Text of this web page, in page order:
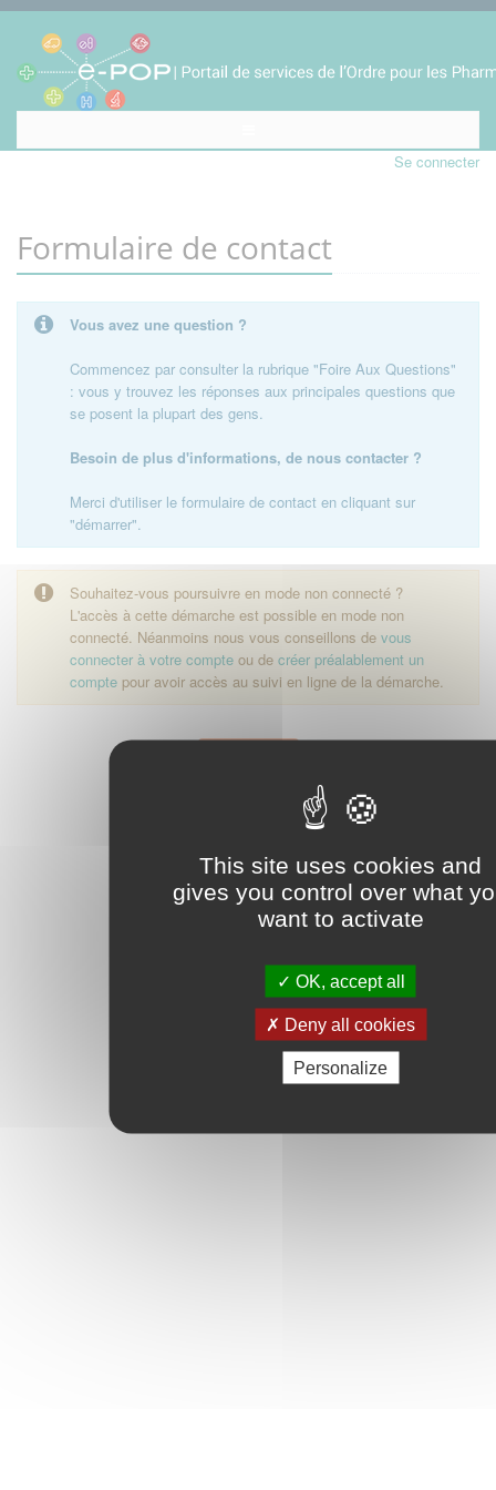
This site uses cookies and
gives you control over what
want to activate
OK, accept all
Deny all cookies
Personalize
Se connecter
Formulaire de contact
Vous avez une question ?
Commencez par consulter la rubrique "Foire Aux Questions"
: vous y trouvez les réponses aux principales questions que
se posent la plupart des gens.
Besoin de plus d'informations, de nous contacter ?
Merci d'utiliser le formulaire de contact en cliquant sur
"démarrer".
Souhaitez-vous poursuivre en mode non connecté ?
L'accès à cette démarche est possible en mode non
connecté. Néanmoins nous vous conseillons de vous
connecter à votre compte ou de créer préalablement un
compte pour avoir accès au suivi en ligne de la démarche.